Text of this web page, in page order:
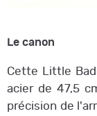
Le canon
Cette Little
acier de 47,5
précision de